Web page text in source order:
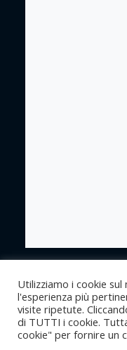
Copyright
Utilizziamo i cookie
l'esperienza più
visite ripetute.
di TUTTI i cookie.
cookie" per fornire un